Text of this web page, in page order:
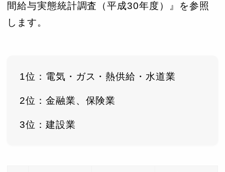
間給与実態統計調査（平成30年度）』を参照
します。
1位：電気・ガス・熱供給・水道業
2位：金融業、保険業
3位：建設業